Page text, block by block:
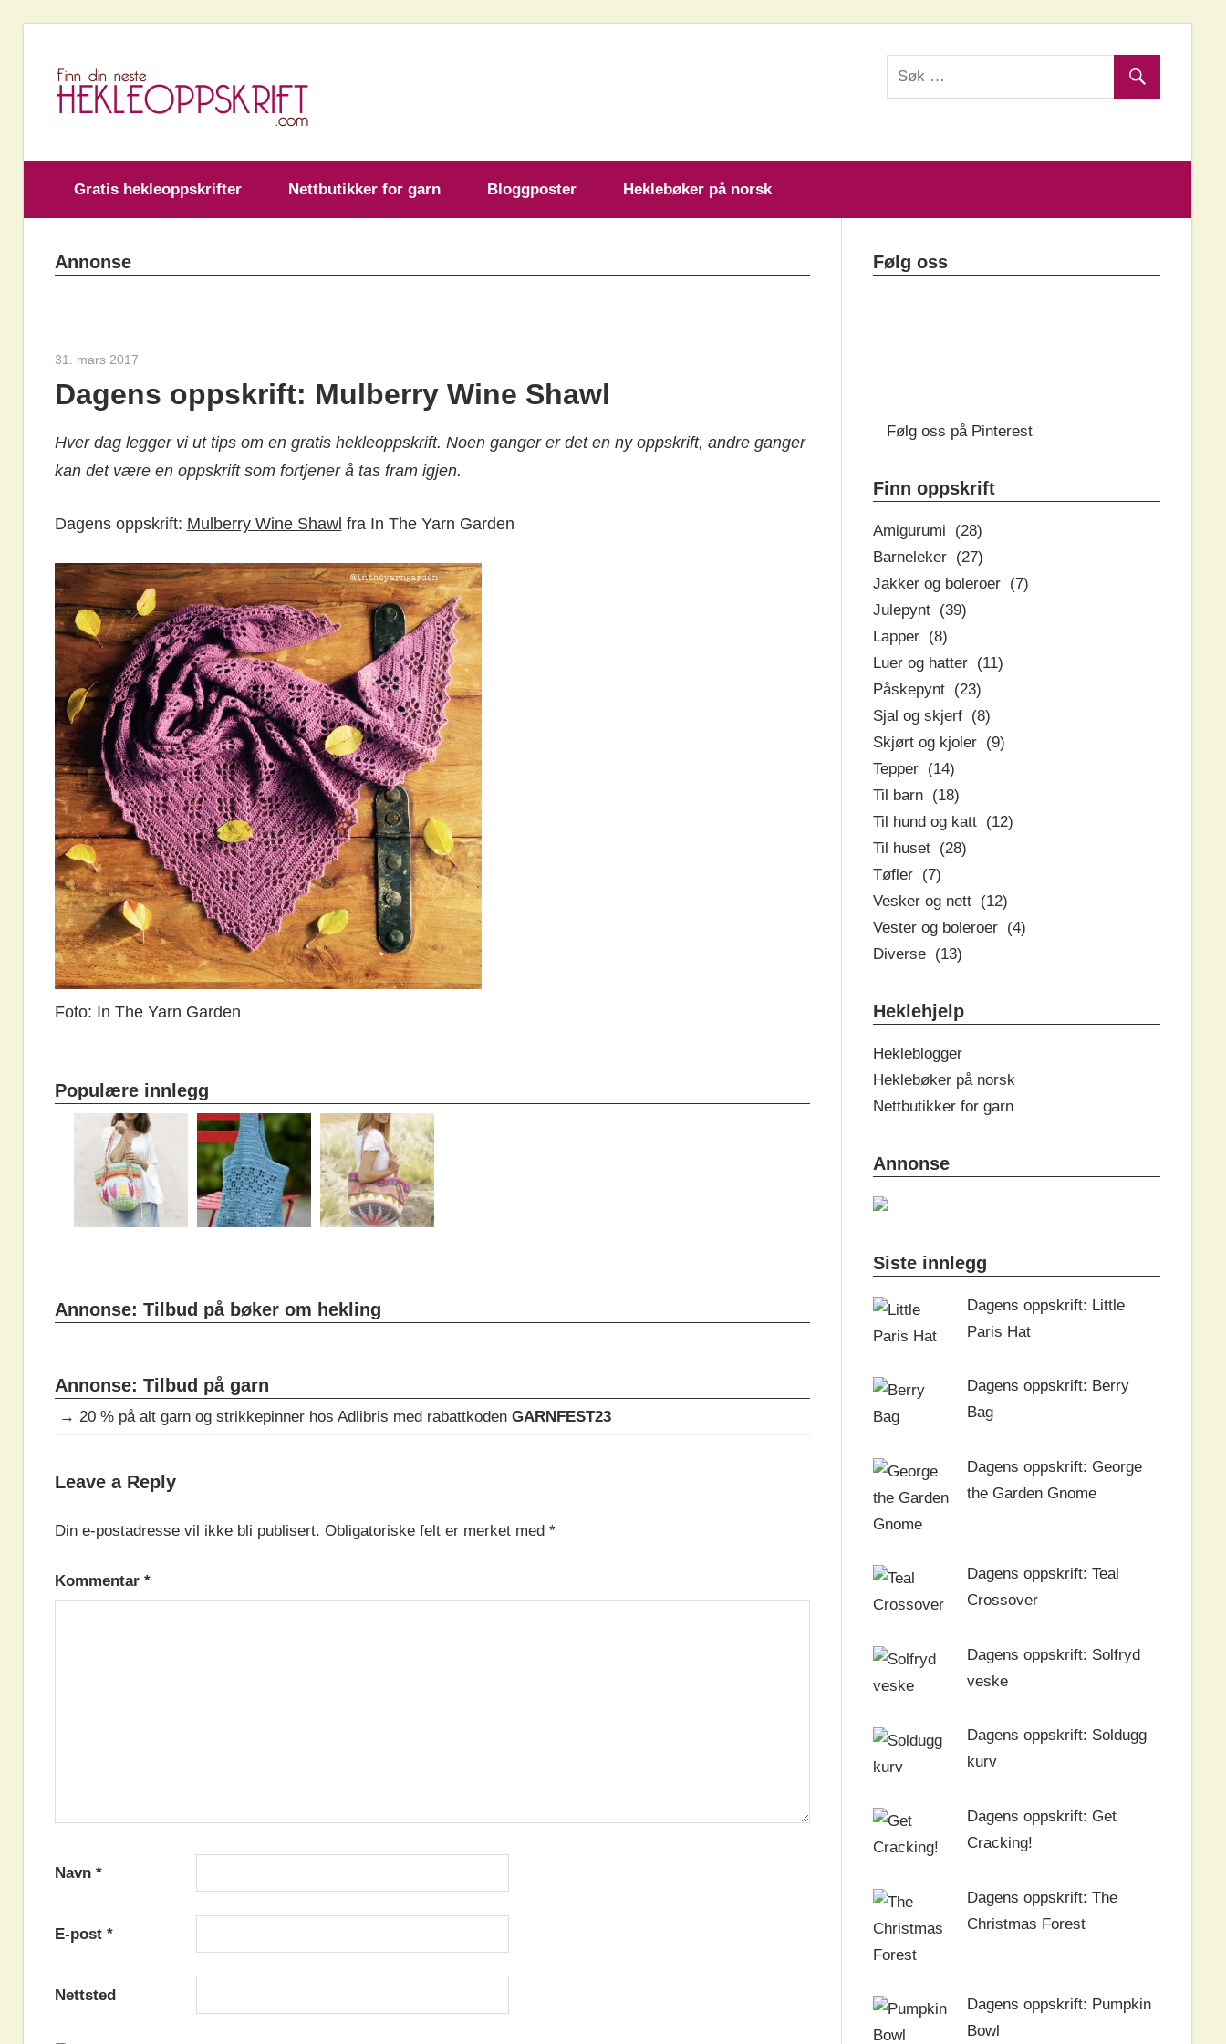
content
Gratis hekleoppskrifter Nettbutikker for garn Bloggposter Heklebøker på norsk
Annonse
31. mars 2017
Dagens oppskrift: Mulberry Wine Shawl
Hver dag legger vi ut tips om en gratis hekleoppskrift. Noen ganger er det en ny oppskrift, andre ganger
kan det være en oppskrift som fortjener å tas fram igjen.
Dagens oppskrift: Mulberry Wine Shawl fra In The Yarn Garden
Foto: In The Yarn Garden
Populære innlegg
Annonse: Tilbud på bøker om hekling
Annonse: Tilbud på garn
→ 20 % på alt garn og strikkepinner hos Adlibris med rabattkoden GARNFEST23
Leave a Reply
Din e-postadresse vil ikke bli publisert. Obligatoriske felt er merket med *
Kommentar *
Navn *
E-post *
Nettsted
Følg oss
Følg oss på Pinterest
Finn oppskrift
Amigurumi (28)
Barneleker (27)
Jakker og boleroer (7)
Julepynt (39)
Lapper (8)
Luer og hatter (11)
Påskepynt (23)
Sjal og skjerf (8)
Skjørt og kjoler (9)
Tepper (14)
Til barn (18)
Til hund og katt (12)
Til huset (28)
Tøfler (7)
Vesker og nett (12)
Vester og boleroer (4)
Diverse (13)
Heklehjelp
Hekleblogger
Heklebøker på norsk
Nettbutikker for garn
Annonse
Siste innlegg
Dagens oppskrift: Little
Paris Hat
Dagens oppskrift: Berry
Bag
Dagens oppskrift: George
the Garden Gnome
Dagens oppskrift: Teal
Crossover
Dagens oppskrift: Solfryd
veske
Dagens oppskrift: Soldugg
kurv
Dagens oppskrift: Get
Cracking!
Dagens oppskrift: The
Christmas Forest
Dagens oppskrift: Pumpkin
Bowl